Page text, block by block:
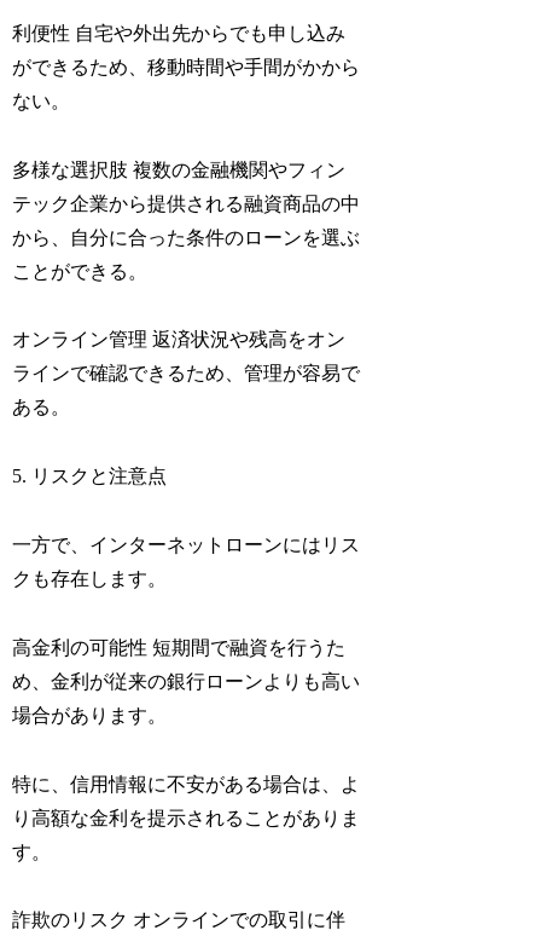
利便性 自宅や外出先からでも申し込み
ができるため、移動時間や手間がかから
ない。
多様な選択肢 複数の金融機関やフィン
テック企業から提供される融資商品の中
から、自分に合った条件のローンを選ぶ
ことができる。
オンライン管理 返済状況や残高をオン
ラインで確認できるため、管理が容易で
ある。
5. リスクと注意点
一方で、インターネットローンにはリス
クも存在します。
高金利の可能性 短期間で融資を行うた
め、金利が従来の銀行ローンよりも高い
場合があります。
特に、信用情報に不安がある場合は、よ
り高額な金利を提示されることがありま
す。
詐欺のリスク オンラインでの取引に伴